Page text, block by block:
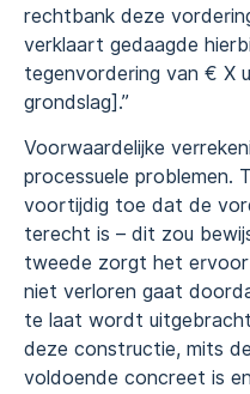
rechtbank deze
verklaart gedaagde
tegenvordering van € X
grondslag].”
Voorwaardelijke
processuele problemen.
voortijdig toe dat de
terecht is – dit zou
tweede zorgt het
niet verloren gaat
te laat wordt
deze constructie, mits
voldoende concreet is